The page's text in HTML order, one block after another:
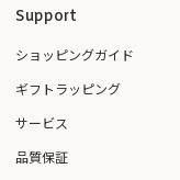
Support
ショッピングガイド
ギフトラッピング
サービス
品質保証